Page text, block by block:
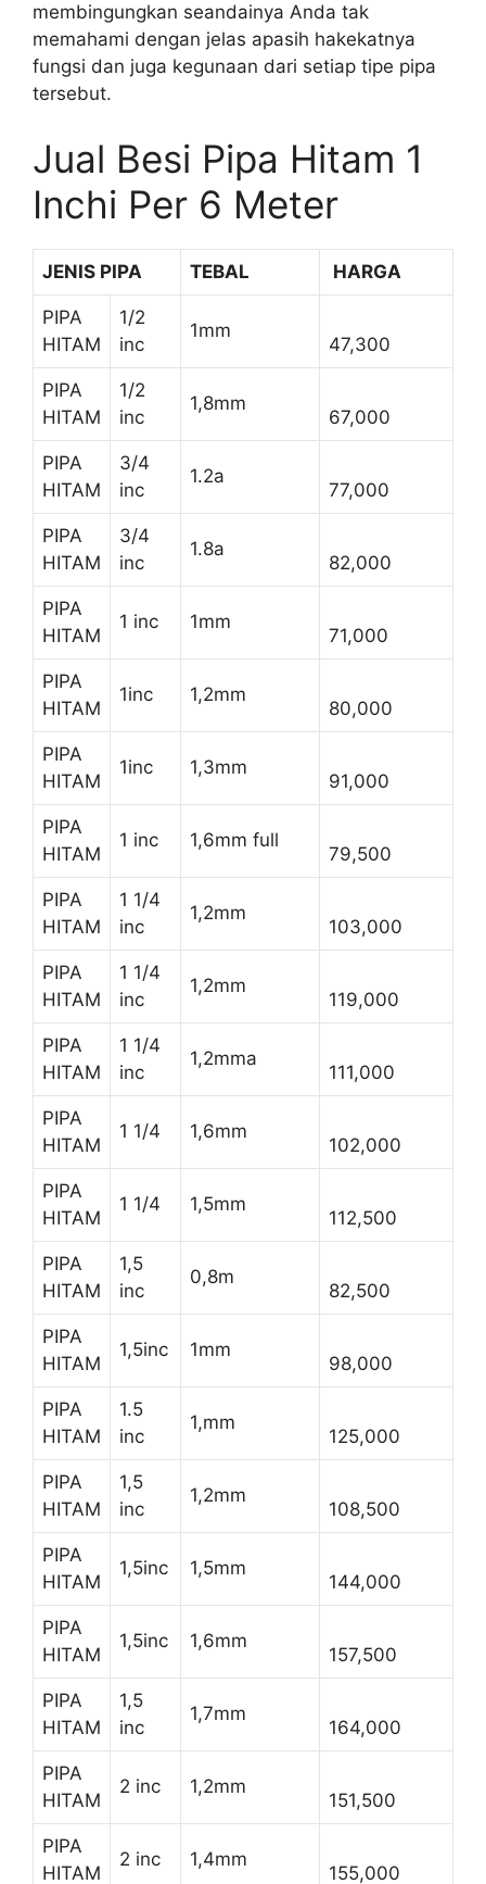
membingungkan seandainya Anda tak
memahami dengan jelas apasih hakekatnya
fungsi dan juga kegunaan dari setiap tipe pipa
tersebut.
Jual Besi Pipa Hitam 1
Inchi Per 6 Meter
JENIS PIPA TEBAL HARGA
PIPA
HITAM
1/2
inc
1mm
47,300
PIPA
HITAM
1/2
inc
1,8mm
67,000
PIPA
HITAM
3/4
inc
1.2a
77,000
PIPA
HITAM
3/4
inc
1.8a
82,000
PIPA
HITAM
1 inc 1mm
71,000
PIPA
HITAM
1inc 1,2mm
80,000
PIPA
HITAM
1inc 1,3mm
91,000
PIPA
HITAM
1 inc 1,6mm full
79,500
PIPA
HITAM
1 1/4
inc
1,2mm
103,000
PIPA
HITAM
1 1/4
inc
1,2mm
119,000
PIPA
HITAM
1 1/4
inc
1,2mma
111,000
PIPA
HITAM
1 1/4 1,6mm
102,000
PIPA
HITAM
1 1/4 1,5mm
112,500
PIPA
HITAM
1,5
inc
0,8m
82,500
PIPA
HITAM
1,5inc 1mm
98,000
PIPA
HITAM
1.5
inc
1,mm
125,000
PIPA
HITAM
1,5
inc
1,2mm
108,500
PIPA
HITAM
1,5inc 1,5mm
144,000
PIPA
HITAM
1,5inc 1,6mm
157,500
PIPA
HITAM
1,5
inc
1,7mm
164,000
PIPA
HITAM
2 inc 1,2mm
151,500
PIPA
HITAM
2 inc 1,4mm
155,000